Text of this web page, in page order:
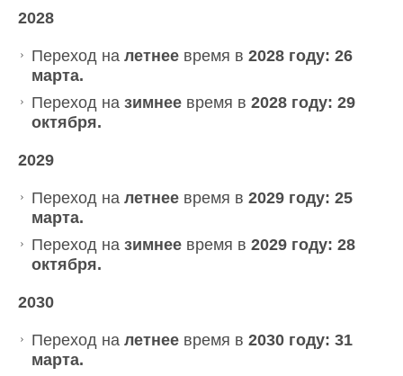
2028
Переход на летнее время в 2028 году: 26
марта.
Переход на зимнее время в 2028 году: 29
октября.
2029
Переход на летнее время в 2029 году: 25
марта.
Переход на зимнее время в 2029 году: 28
октября.
2030
Переход на летнее время в 2030 году: 31
марта.